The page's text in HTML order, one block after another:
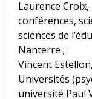
Laurence
conférences,
sciences de
Nanterre ;
Vincent
Universités
université Paul